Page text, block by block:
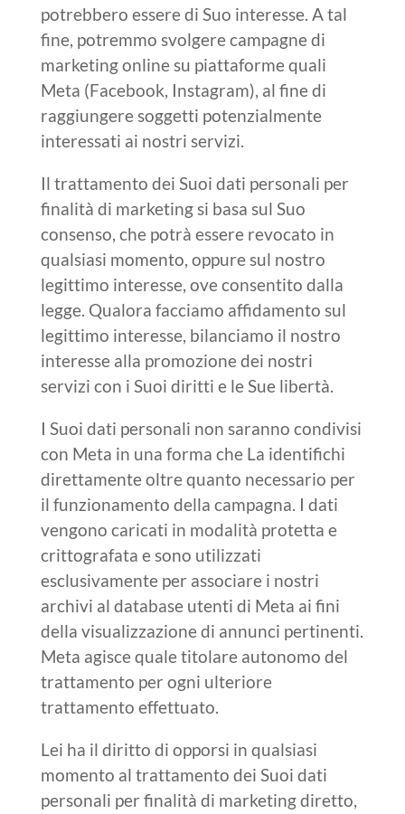
potrebbero essere di Suo interesse. A tal
fine, potremmo svolgere campagne di
marketing online su piattaforme quali
Meta (Facebook, Instagram), al fine di
raggiungere soggetti potenzialmente
interessati ai nostri servizi.
Il trattamento dei Suoi dati personali per
finalità di marketing si basa sul Suo
consenso, che potrà essere revocato in
qualsiasi momento, oppure sul nostro
legittimo interesse, ove consentito dalla
legge. Qualora facciamo affidamento sul
legittimo interesse, bilanciamo il nostro
interesse alla promozione dei nostri
servizi con i Suoi diritti e le Sue libertà.
I Suoi dati personali non saranno condivisi
con Meta in una forma che La identifichi
direttamente oltre quanto necessario per
il funzionamento della campagna. I dati
vengono caricati in modalità protetta e
crittografata e sono utilizzati
esclusivamente per associare i nostri
archivi al database utenti di Meta ai fini
della visualizzazione di annunci pertinenti.
Meta agisce quale titolare autonomo del
trattamento per ogni ulteriore
trattamento effettuato.
Lei ha il diritto di opporsi in qualsiasi
momento al trattamento dei Suoi dati
personali per finalità di marketing diretto,